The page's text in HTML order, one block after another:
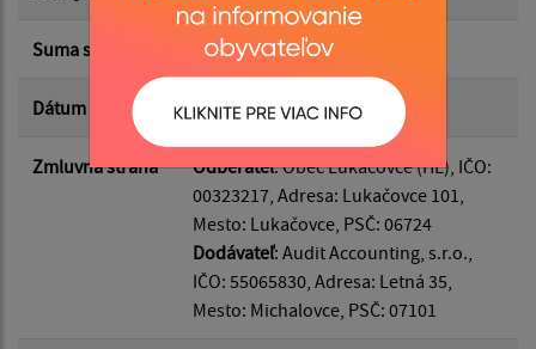
Filtrovať Reset
Suma s DPH* 1 476.00 €
Dátum uzavretia 10.06.2026
Zmluvná strana Odberateľ: Obec Lukačovce (HE), IČO:
00323217, Adresa: Lukačovce 101,
Mesto: Lukačovce, PSČ: 06724
Dodávateľ: Audit Accounting, s.r.o.,
IČO: 55065830, Adresa: Letná 35,
Mesto: Michalovce, PSČ: 07101